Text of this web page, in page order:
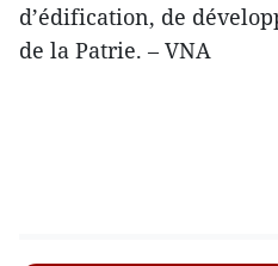
d’édification, de
de la Patrie. – VNA